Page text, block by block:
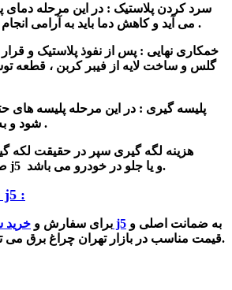
می آید و کاهش دما باید به آرامی انجام شده تا یک نواخت باشد .
گلس و ساخت لایه از فیبر کربن ،
شود و به خودرو وصل می شود .
هزینه لگه گیری سپر در حقیقت لکه
صافکاری سپرعقب جک j5 و یا جلو در خودرو می باشد.
قیمت سپرعقب جک j5 :
برای سفارش و خرید سپرعقب اورجینال جک j5
قیمت مناسب در بازار تهران چراغ برق می توانید با ما تماس بگیرید.